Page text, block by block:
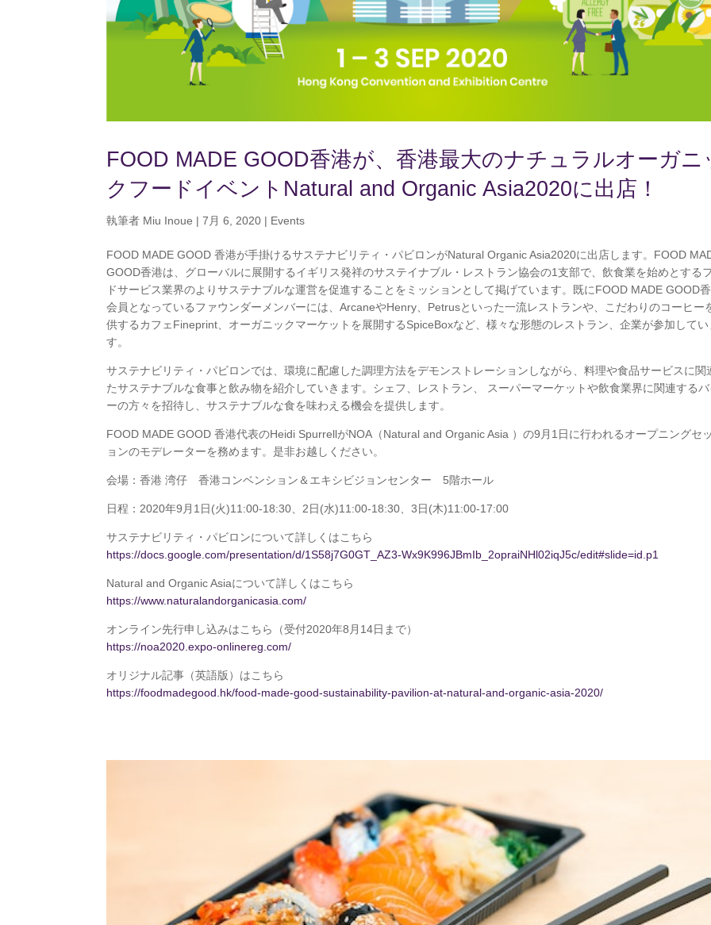
FOOD MADE GOOD香港が、香港最大のナチュラルオーガニ
クフードイベントNatural and Organic Asia2020に出店！
執筆者 Miu Inoue |7月 6, 2020 | Events
FOOD MADE GOOD 香港が手掛けるサステナビリティ・パビロンがNatural Organic Asia2020に出店します。FOOD
GOOD香港は、グローバルに展開するイギリス発祥のサステイナブル・レストラン協会の1支部で、飲食業を始めとする
ドサービス業界のよりサステナブルな運営を促進することをミッションとして掲げています。既にFOOD MADE GOOD
会員となっているファウンダーメンバーには、ArcaneやHenry、Petrusといった一流レストランや、こだわりのコーヒー
供するカフェFineprint、オーガニックマーケットを展開するSpiceBoxなど、様々な形態のレストラン、企業が参加してい
す。
サステナビリティ・パビロンでは、環境に配慮した調理方法をデモンストレーションしながら、料理や食品サービスに関
たサステナブルな食事と飲み物を紹介していきます。シェフ、レストラン、 スーパーマーケットや飲食業界に関連する
ーの方々を招待し、サステナブルな食を味わえる機会を提供します。
FOOD MADE GOOD 香港代表のHeidi SpurrellがNOA（Natural and Organic Asia ）の9月1日に行われるオープニングセ
ョンのモデレーターを務めます。是非お越しください。
会場：香港 湾仔 香港コンベンション＆エキシビジョンセンター 5階ホール
日程：2020年9月1日(火)11:00-18:30、2日(水)11:00-18:30、3日(木)11:00-17:00
サステナビリティ・パビロンについて詳しくはこちら
https://docs.google.com/presentation/d/1S58j7G0GT_AZ3-Wx9K996JBmIb_2opraiNHl02iqJ5c/edit#slide=id.p1
Natural and Organic Asiaについて詳しくはこちら
https://www.naturalandorganicasia.com/
オンライン先行申し込みはこちら（受付2020年8月14日まで）
https://noa2020.expo-onlinereg.com/
オリジナル記事（英語版）はこちら
https://foodmadegood.hk/food-made-good-sustainability-pavilion-at-natural-and-organic-asia-2020/